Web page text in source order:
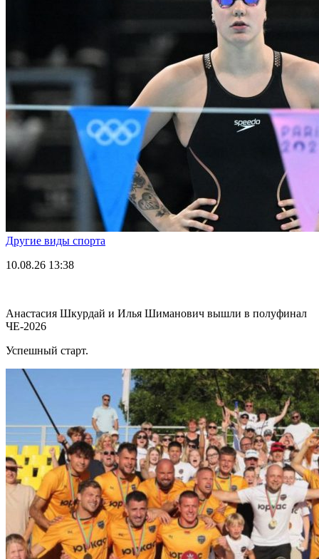
Другие виды спорта
10.08.26 13:38
Анастасия Шкурдай и Илья Шиманович вышли в полуфинал
ЧЕ-2026
Успешный старт.